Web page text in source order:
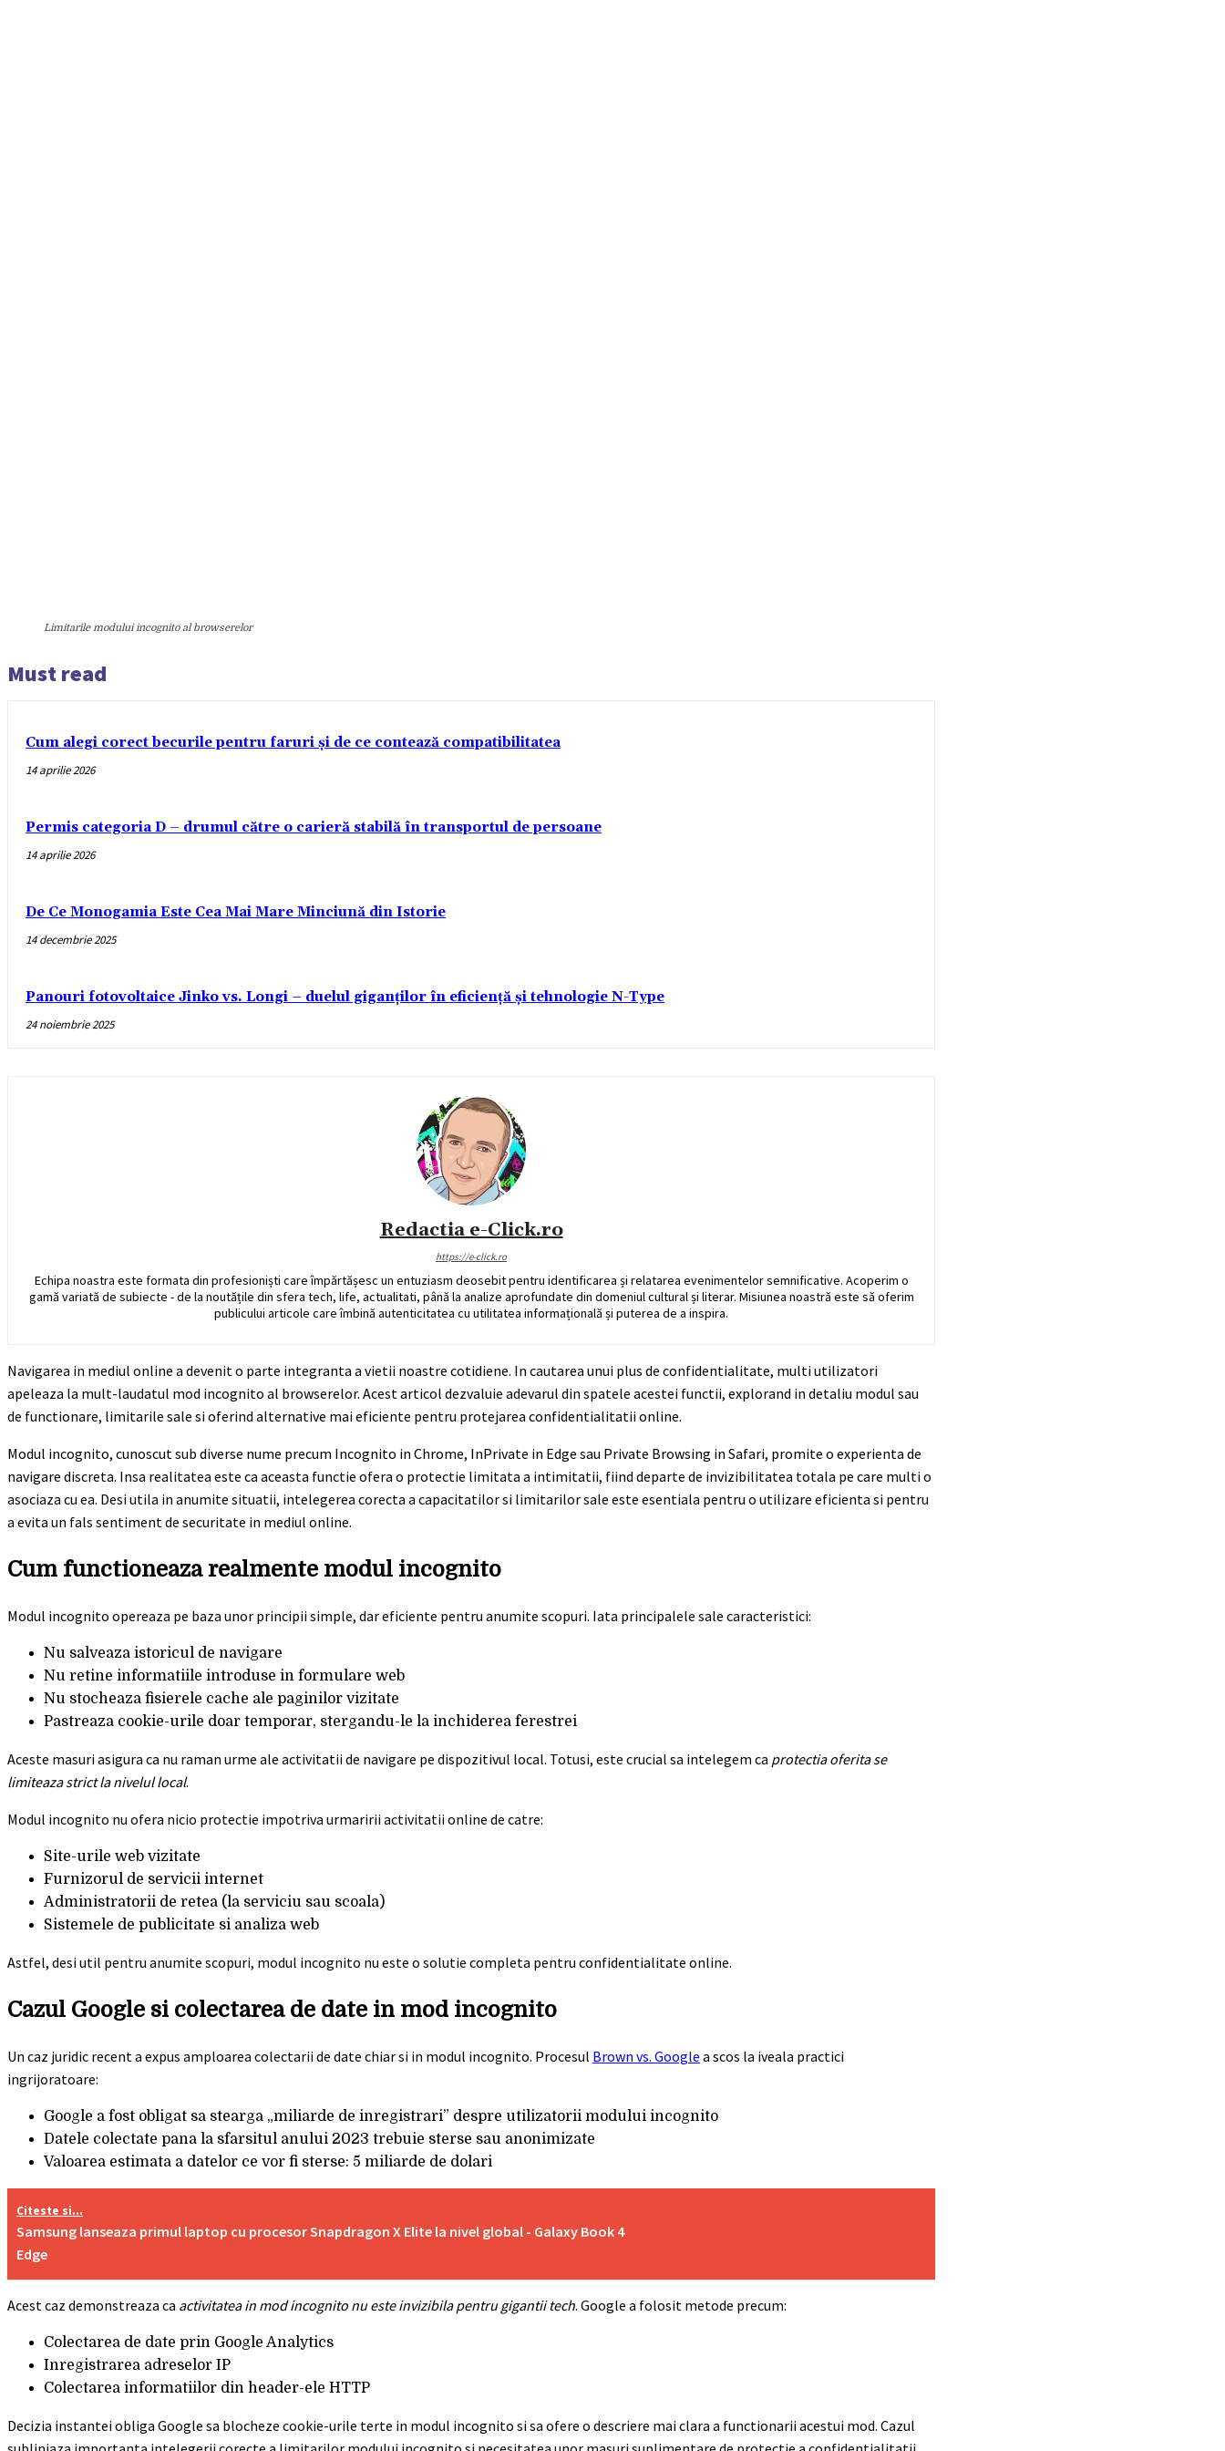
Limitarile modului incognito al browserelor
Must read
Cum alegi corect becurile pentru faruri și de ce contează compatibilitatea
14 aprilie 2026
Permis categoria D – drumul către o carieră stabilă în transportul de persoane
14 aprilie 2026
De Ce Monogamia Este Cea Mai Mare Minciună din Istorie
14 decembrie 2025
Panouri fotovoltaice Jinko vs. Longi – duelul giganților în eficiență și tehnologie N-Type
24 noiembrie 2025
Redactia e-Click.ro
https://e-click.ro
Echipa noastra este formata din profesioniști care împărtășesc un entuziasm deosebit pentru identificarea și relatarea evenimentelor semnificative. Acoperim o
gamă variată de subiecte - de la noutățile din sfera tech, life, actualitati, până la analize aprofundate din domeniul cultural și literar. Misiunea noastră este să oferim
publicului articole care îmbină autenticitatea cu utilitatea informațională și puterea de a inspira.
Navigarea in mediul online a devenit o parte integranta a vietii noastre cotidiene. In cautarea unui plus de confidentialitate, multi utilizatori
apeleaza la mult-laudatul mod incognito al browserelor. Acest articol dezvaluie adevarul din spatele acestei functii, explorand in detaliu modul sau
de functionare, limitarile sale si oferind alternative mai eficiente pentru protejarea confidentialitatii online.
Modul incognito, cunoscut sub diverse nume precum Incognito in Chrome, InPrivate in Edge sau Private Browsing in Safari, promite o experienta de
navigare discreta. Insa realitatea este ca aceasta functie ofera o protectie limitata a intimitatii, fiind departe de invizibilitatea totala pe care multi o
asociaza cu ea. Desi utila in anumite situatii, intelegerea corecta a capacitatilor si limitarilor sale este esentiala pentru o utilizare eficienta si pentru
a evita un fals sentiment de securitate in mediul online.
Cum functioneaza realmente modul incognito
Modul incognito opereaza pe baza unor principii simple, dar eficiente pentru anumite scopuri. Iata principalele sale caracteristici:
Nu salveaza istoricul de navigare
Nu retine informatiile introduse in formulare web
Nu stocheaza fisierele cache ale paginilor vizitate
Pastreaza cookie-urile doar temporar, stergandu-le la inchiderea ferestrei
Aceste masuri asigura ca nu raman urme ale activitatii de navigare pe dispozitivul local. Totusi, este crucial sa intelegem ca protectia oferita se
limiteaza strict la nivelul local.
Modul incognito nu ofera nicio protectie impotriva urmaririi activitatii online de catre:
Site-urile web vizitate
Furnizorul de servicii internet
Administratorii de retea (la serviciu sau scoala)
Sistemele de publicitate si analiza web
Astfel, desi util pentru anumite scopuri, modul incognito nu este o solutie completa pentru confidentialitate online.
Cazul Google si colectarea de date in mod incognito
Un caz juridic recent a expus amploarea colectarii de date chiar si in modul incognito. Procesul Brown vs. Google a scos la iveala practici
ingrijoratoare:
Google a fost obligat sa stearga „miliarde de inregistrari” despre utilizatorii modului incognito
Datele colectate pana la sfarsitul anului 2023 trebuie sterse sau anonimizate
Valoarea estimata a datelor ce vor fi sterse: 5 miliarde de dolari
Citeste si...
Samsung lanseaza primul laptop cu procesor Snapdragon X Elite la nivel global - Galaxy Book 4
Edge
Acest caz demonstreaza ca activitatea in mod incognito nu este invizibila pentru gigantii tech. Google a folosit metode precum:
Colectarea de date prin Google Analytics
Inregistrarea adreselor IP
Colectarea informatiilor din header-ele HTTP
Decizia instantei obliga Google sa blocheze cookie-urile terte in modul incognito si sa ofere o descriere mai clara a functionarii acestui mod. Cazul